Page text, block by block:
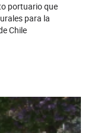
portuario que
para la
Chile